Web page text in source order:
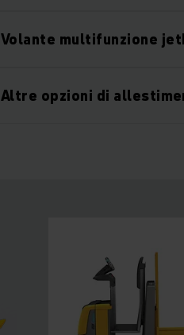
Volante multifunzione
Altre opzioni di